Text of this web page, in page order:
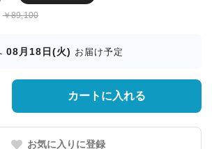
￥89,100
08月18日(火) お届け予定
カートに入れる
お気に入りに登録